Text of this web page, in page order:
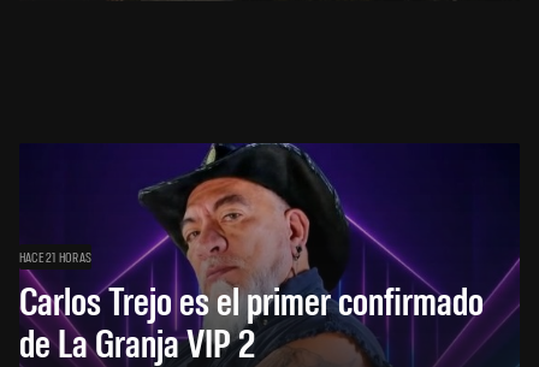
HACE 21 HORAS
Carlos Trejo es el primer confirmado
de La Granja VIP 2